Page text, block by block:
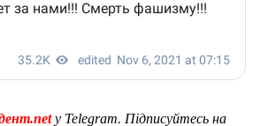
у Telegram. Підписуйтесь на